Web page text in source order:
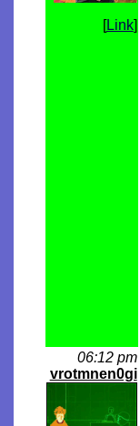
[Link]
06:12 pm
vrotmnen0gi